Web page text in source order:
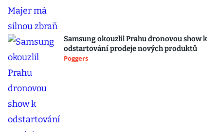
Samsung okouzlil Prahu dronovou show k
odstartování prodeje nových produktů
Poggers